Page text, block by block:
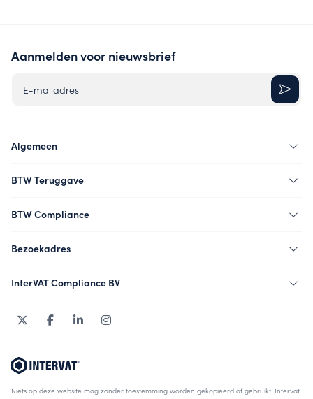
Algemeen
BTW Teruggave
BTW Compliance
Bezoekadres
InterVAT Compliance BV
Aanmelden voor nieuwsbrief
E-mailadres
Niets op deze website mag zonder toestemming worden gekopieerd of gebruikt. Intervat